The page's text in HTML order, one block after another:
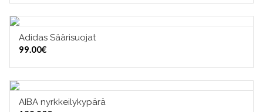
Adidas Säärisuojat
99.00€
VALITSE VAIHTOEHDOISTA
AIBA nyrkkeilykypärä